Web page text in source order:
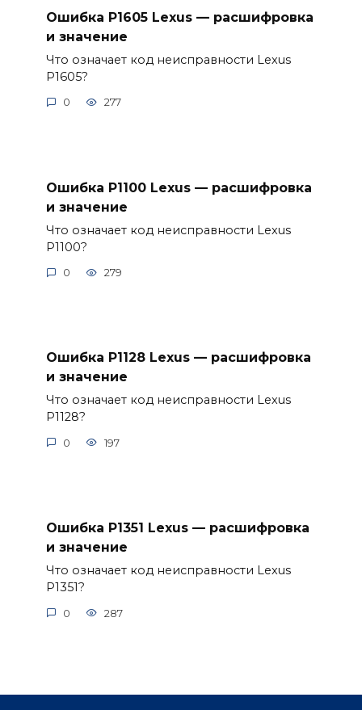
Ошибка P1605 Lexus — расшифровка
и значение
Что означает код неисправности Lexus
P1605?
0 277
Ошибка P1100 Lexus — расшифровка
и значение
Что означает код неисправности Lexus
P1100?
0 279
Ошибка P1128 Lexus — расшифровка
и значение
Что означает код неисправности Lexus
P1128?
0 197
Ошибка P1351 Lexus — расшифровка
и значение
Что означает код неисправности Lexus
P1351?
0 287